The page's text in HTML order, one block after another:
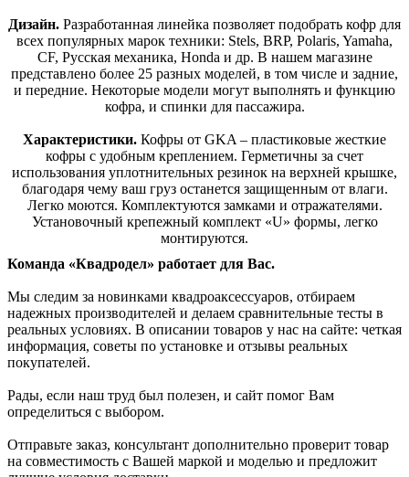
Дизайн. Разработанная линейка позволяет подобрать кофр для
всех популярных марок техники: Stels, BRP, Polaris, Yamaha,
CF, Русская механика, Honda и др. В нашем магазине
представлено более 25 разных моделей, в том числе и задние,
и передние. Некоторые модели могут выполнять и функцию
кофра, и спинки для пассажира.
Характеристики. Кофры от GKA – пластиковые жесткие
кофры с удобным креплением. Герметичны за счет
использования уплотнительных резинок на верхней крышке,
благодаря чему ваш груз останется защищенным от влаги.
Легко моются. Комплектуются замками и отражателями.
Установочный крепежный комплект «U» формы, легко
монтируются.
Команда «Квадродел» работает для Вас.
Мы следим за новинками квадроаксессуаров, отбираем
надежных производителей и делаем сравнительные тесты в
реальных условиях. В описании товаров у нас на сайте: четкая
информация, советы по установке и отзывы реальных
покупателей.
Рады, если наш труд был полезен, и сайт помог Вам
определиться с выбором.
Отправьте заказ, консультант дополнительно проверит товар
на совместимость с Вашей маркой и моделью и предложит